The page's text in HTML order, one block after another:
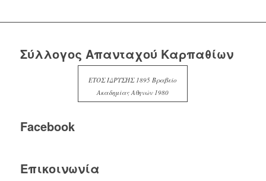
Σύλλογος Απανταχού Καρπαθίων
ΕΤΟΣ ΙΔΡΥΣΗΣ 1895 Βραβείο
Ακαδημίας Αθηνών 1980
Facebook
Επικοινωνία